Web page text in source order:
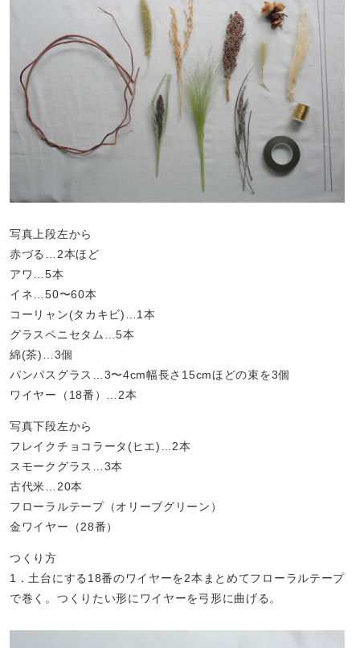
写真上段左から
赤づる…2本ほど
アワ…5本
イネ…50〜60本
コーリャン(タカキビ)…1本
グラスペニセタム…5本
綿(茶)…3個
パンパスグラス…3〜4cm幅長さ15cmほどの束を3個
ワイヤー（18番）…2本
写真下段左から
フレイクチョコラータ(ヒエ)…2本
スモークグラス…3本
古代米…20本
フローラルテープ（オリーブグリーン）
金ワイヤー（28番）
つくり方
1．土台にする18番のワイヤーを2本まとめてフローラルテープ
で巻く。つくりたい形にワイヤーを弓形に曲げる。